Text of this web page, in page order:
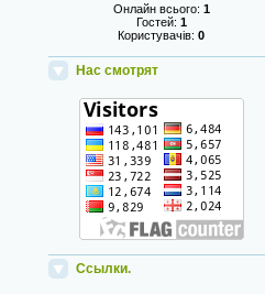
Онлайн всього: 1
Гостей: 1
Користувачів:0
Нас смотрят
Ссылки.